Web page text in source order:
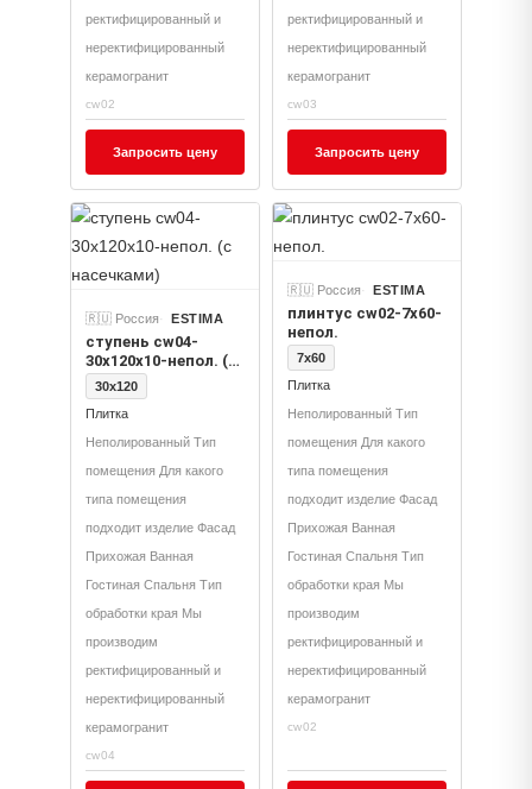
ректифицированный и
неректифицированный
керамогранит
cw02
Запросить цену
ректифицированный и
неректифицированный
керамогранит
cw03
Запросить цену
🇷🇺 Россия ESTIMA
ступень cw04-
30x120x10-непол. (с
насечками)
30x120
Плитка
Неполированный Тип
помещения Для какого
типа помещения
подходит изделие Фасад
Прихожая Ванная
Гостиная Спальня Тип
обработки края Мы
производим
ректифицированный и
неректифицированный
керамогранит
cw04
🇷🇺 Россия ESTIMA
плинтус cw02-7x60-
непол.
7x60
Плитка
Неполированный Тип
помещения Для какого
типа помещения
подходит изделие Фасад
Прихожая Ванная
Гостиная Спальня Тип
обработки края Мы
производим
ректифицированный и
неректифицированный
керамогранит
cw02